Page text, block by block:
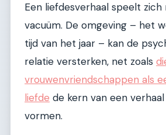
Een liefdesverhaal speelt
vacuüm. De omgeving – het
tijd van het jaar – kan de
relatie versterken, net zoals
vrouwenvriendschappen als
liefde de kern van een
vormen.